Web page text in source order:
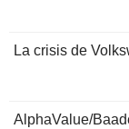
La crisis de
AlphaValue/